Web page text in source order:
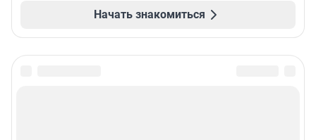
Начать знакомиться